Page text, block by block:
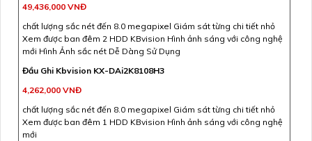
49,436,000 VNĐ
chất lượng sắc nét đến 8.0 megapixel Giám sát từng chi tiết nhỏ
Xem được ban đêm 2 HDD KBvision Hình ảnh sáng với công nghệ
mới Hình Ảnh sắc nét Dễ Dàng Sử Dụng
Đầu Ghi Kbvision KX-DAi2K8108H3
4,262,000 VNĐ
chất lượng sắc nét đến 8.0 megapixel Giám sát từng chi tiết nhỏ
Xem được ban đêm 1 HDD KBvision Hình ảnh sáng với công nghệ
mới